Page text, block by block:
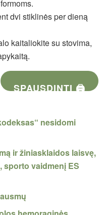
dvi stiklinės per dieną
kaitaliokite su stovima,
SPAUSDINTI 🖨
nesidomi
ir žiniasklaidos laisvę,
sporto vaidmenį ES